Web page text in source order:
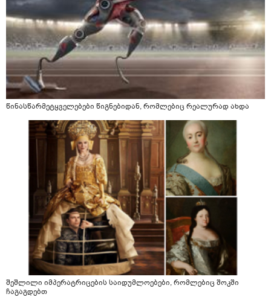
წინასწარმეტყველებები წიგნებიდან, რომლებიც რეალურად ახდა
შეშლილი იმპერატრიცების საიდუმლოებები, რომლებიც შოკში
ჩაგაგდებთ